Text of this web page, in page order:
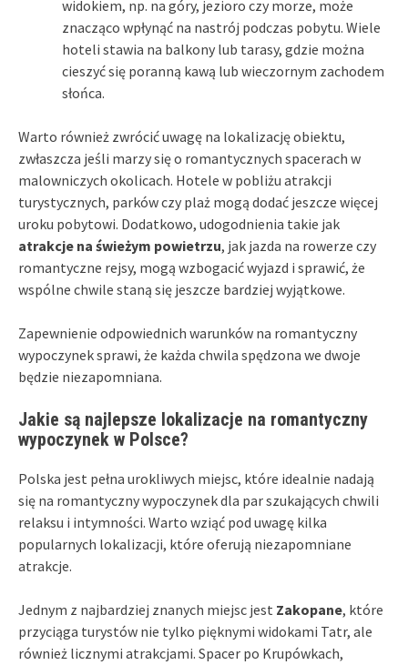
widokiem, np. na góry, jezioro czy morze, może
znacząco wpłynąć na nastrój podczas pobytu. Wiele
hoteli stawia na balkony lub tarasy, gdzie można
cieszyć się poranną kawą lub wieczornym zachodem
słońca.
Warto również zwrócić uwagę na lokalizację obiektu,
zwłaszcza jeśli marzy się o romantycznych spacerach w
malowniczych okolicach. Hotele w pobliżu atrakcji
turystycznych, parków czy plaż mogą dodać jeszcze więcej
uroku pobytowi. Dodatkowo, udogodnienia takie jak
atrakcje na świeżym powietrzu, jak jazda na rowerze czy
romantyczne rejsy, mogą wzbogacić wyjazd i sprawić, że
wspólne chwile staną się jeszcze bardziej wyjątkowe.
Zapewnienie odpowiednich warunków na romantyczny
wypoczynek sprawi, że każda chwila spędzona we dwoje
będzie niezapomniana.
Jakie są najlepsze lokalizacje na romantyczny
wypoczynek w Polsce?
Polska jest pełna urokliwych miejsc, które idealnie nadają
się na romantyczny wypoczynek dla par szukających chwili
relaksu i intymności. Warto wziąć pod uwagę kilka
popularnych lokalizacji, które oferują niezapomniane
atrakcje.
Jednym z najbardziej znanych miejsc jest Zakopane, które
przyciąga turystów nie tylko pięknymi widokami Tatr, ale
również licznymi atrakcjami. Spacer po Krupówkach,